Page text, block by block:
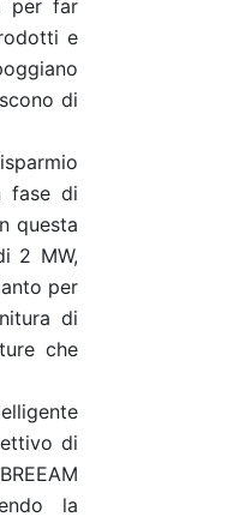
per far
e
di
fase di
questa
2 MW,
per
di
che
di
la